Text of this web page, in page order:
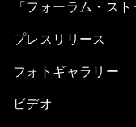
「フォーラム・スト
プレスリリース
フォトギャラリー
ビデオ